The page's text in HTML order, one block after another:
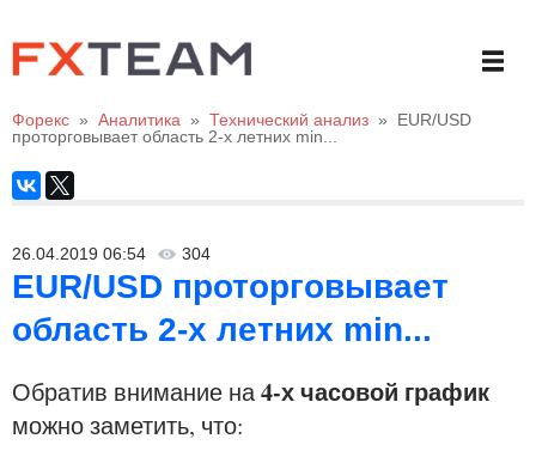
Форекс » Аналитика » Технический анализ »
EUR/USD
проторговывает область 2-х летних min...
26.04.2019 06:54 304
EUR/USD проторговывает
область 2-х летних min...
Обратив внимание на4-х часовой график
можно заметить, что: